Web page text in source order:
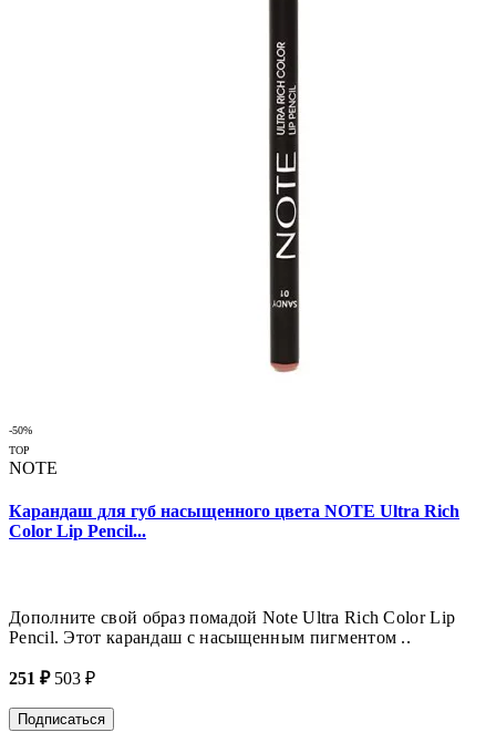
-50%
TOP
NOTE
Карандаш для губ насыщенного цвета NOTE Ultra Rich
Color Lip Pencil...
Дополните свой образ помадой Note Ultra Rich Color Lip
Pencil. Этот карандаш с насыщенным пигментом ..
251 ₽ 503 ₽
Подписаться